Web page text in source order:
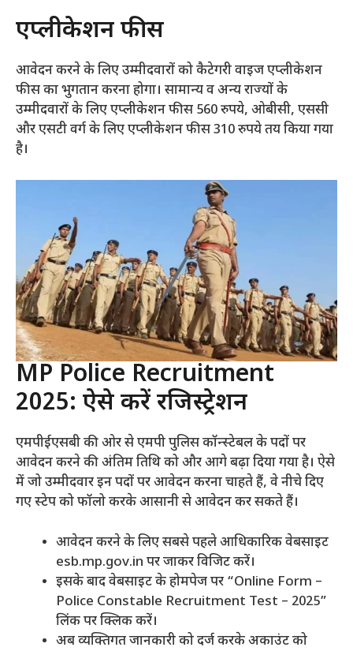
एप्लीकेशन फीस
आवेदन करने के लिए उम्मीदवारों को कैटेगरी वाइज एप्लीकेशन
फीस का भुगतान करना होगा। सामान्य व अन्य राज्यों के
उम्मीदवारों के लिए एप्लीकेशन फीस 560 रुपये, ओबीसी, एससी
और एसटी वर्ग के लिए एप्लीकेशन फीस 310 रुपये तय किया गया
है।
MP Police Recruitment
2025: ऐसे करें रजिस्ट्रेशन
एमपीईएसबी की ओर से एमपी पुलिस कॉन्स्टेबल के पदों पर
आवेदन करने की अंतिम तिथि को और आगे बढ़ा दिया गया है। ऐसे
में जो उम्मीदवार इन पदों पर आवेदन करना चाहते हैं, वे नीचे दिए
गए स्टेप को फॉलो करके आसानी से आवेदन कर सकते हैं।
आवेदन करने के लिए सबसे पहले आधिकारिक वेबसाइट
esb.mp.gov.in पर जाकर विजिट करें।
इसके बाद वेबसाइट के होमपेज पर “Online Form –
Police Constable Recruitment Test – 2025”
लिंक पर क्लिक करें।
अब व्यक्तिगत जानकारी को दर्ज करके अकाउंट को